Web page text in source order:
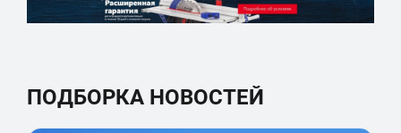
ПОДБОРКА НОВОСТЕЙ